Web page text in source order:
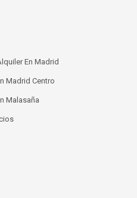
En Madrid
Madrid Centro
Malasaña